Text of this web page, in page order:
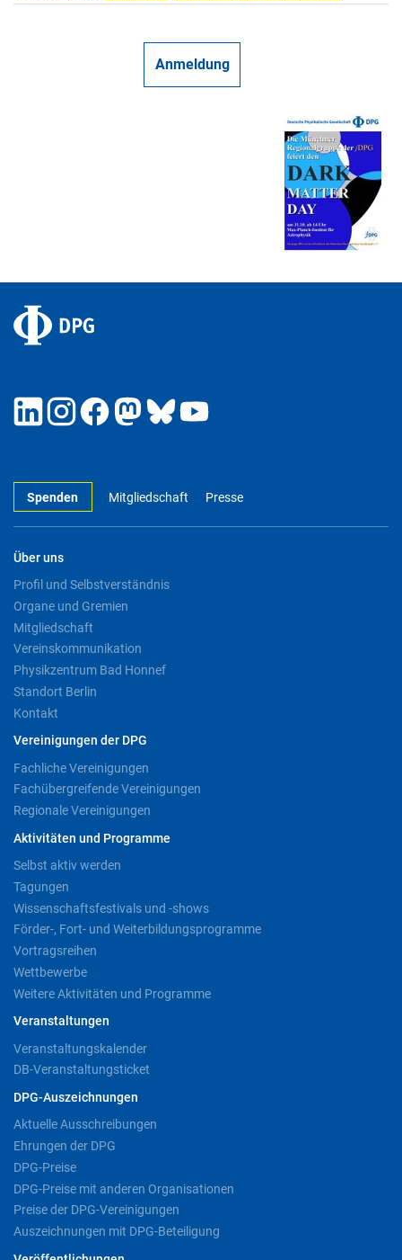
Anmeldung
Spenden Mitgliedschaft Presse
Über uns
Profil und Selbstverständnis
Organe und Gremien
Mitgliedschaft
Vereinskommunikation
Physikzentrum Bad Honnef
Standort Berlin
Kontakt
Vereinigungen der DPG
Fachliche Vereinigungen
Fachübergreifende Vereinigungen
Regionale Vereinigungen
Aktivitäten und Programme
Selbst aktiv werden
Tagungen
Wissenschaftsfestivals und -shows
Förder-, Fort- und Weiterbildungsprogramme
Vortragsreihen
Wettbewerbe
Weitere Aktivitäten und Programme
Veranstaltungen
Veranstaltungskalender
DB-Veranstaltungsticket
DPG-Auszeichnungen
Aktuelle Ausschreibungen
Ehrungen der DPG
DPG-Preise
DPG-Preise mit anderen Organisationen
Preise der DPG-Vereinigungen
Auszeichnungen mit DPG-Beteiligung